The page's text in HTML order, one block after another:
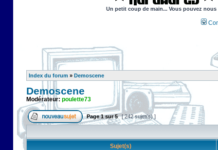
Un petit coup de main... Vous pouvez
Index du forum » Demoscene
Demoscene
Modérateur: poulette73
Page1sur5 [ 242 sujet(s) ]
Sujet(s)